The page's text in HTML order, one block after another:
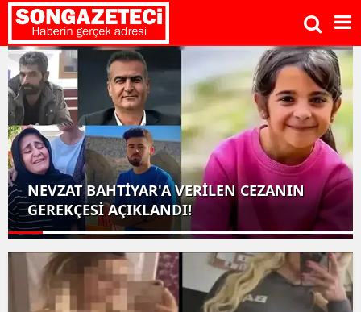
NEVZAT BAHTİYAR'A VERİLEN CEZANIN
GEREKÇESİ AÇIKLANDI!